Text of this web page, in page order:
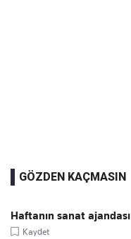
GÖZDEN KAÇMASIN
Haftanın sanat ajandası
Kaydet